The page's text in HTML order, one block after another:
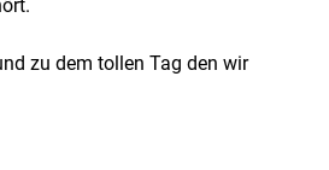
zu dem tollen Tag den wir